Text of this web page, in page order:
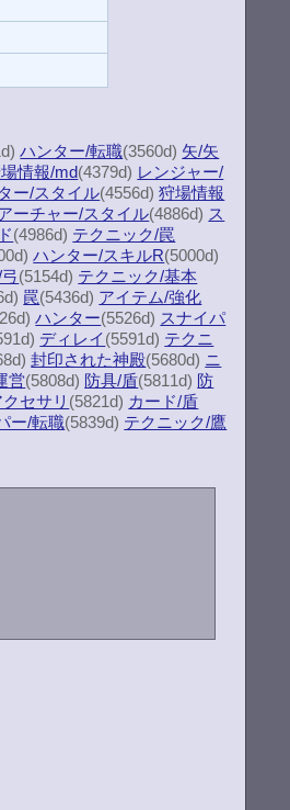
ハンター/転職(3560d) 矢/矢
情報/md(4379d) レンジャー/
ー/スタイル(4556d)狩場情報
ーチャー/スタイル(4886d) ス
(4986d) テクニック/罠
ハンター/スキルR(5000d)
(5154d) テクニック/基本
罠(5436d) アイテム/強化
ハンター(5526d) スナイパ
ディレイ(5591d) テクニ
封印された神殿(5680d) ニ
営(5808d) 防具/盾(5811d) 防
セサリ (5821d) カード/盾
ー/転職(5839d) テクニック/鷹